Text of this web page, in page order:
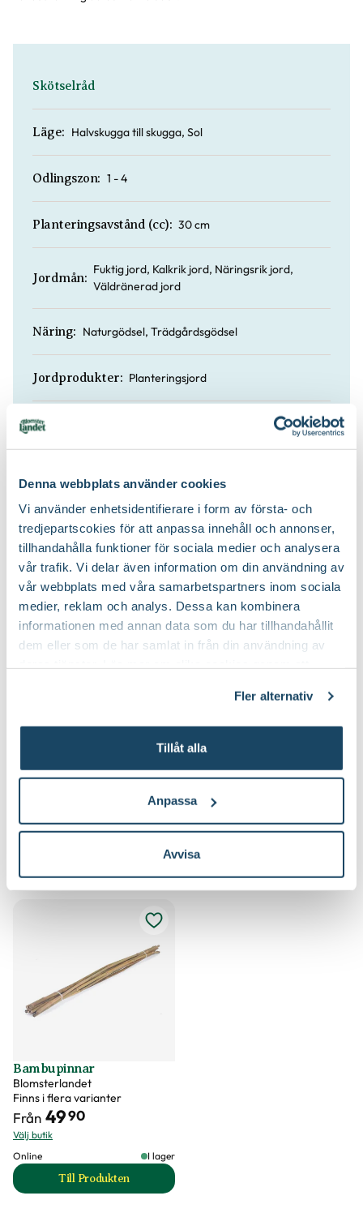
Denna webbplats använder cookies
Vi använder enhetsidentifierare i form av första- och
tredjepartscokies för att anpassa innehåll och annonser,
tillhandahålla funktioner för sociala medier och analysera
vår trafik. Vi delar även information om din användning av
vår webbplats med våra samarbetspartners inom sociala
medier, reklam och analys. Dessa kan kombinera
informationen med annan data som du har tillhandahållit
dem eller som de har samlat in från din användning av
Fler alternativ
Tillåt alla
Anpassa
Avvisa
Skötselråd
Läge: Halvskugga till skugga, Sol
Odlingszon: 1 - 4
Planteringsavstånd (cc): 30 cm
Jordmån:
Fuktig jord, Kalkrik jord, Näringsrik jord,
Väldränerad jord
Näring: Naturgödsel, Trädgårdsgödsel
Jordprodukter: Planteringsjord
Beskärningssätt: Lämpar sig för formklippning
Köp till för ett lyckat resultat
Micro-Drip Startset Buskar
& häckar
Gardena
Välj butik
till Micro-Drip Startset Buskar & häckar produktsida
Planteringsjord 40 L, 30 st
Blomsterlandet
1794
Välj butik
till
Bambupinnar
Blomsterlandet
Finns i flera varianter
Från 4990
Välj butik
Online
I lager
Till Produkten
till Bambupinnar produktsida